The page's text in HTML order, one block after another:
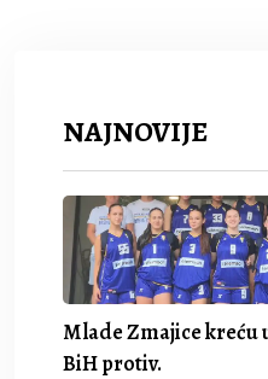
NAJNOVIJE
Mlade Zmajice kreću
BiH protiv.